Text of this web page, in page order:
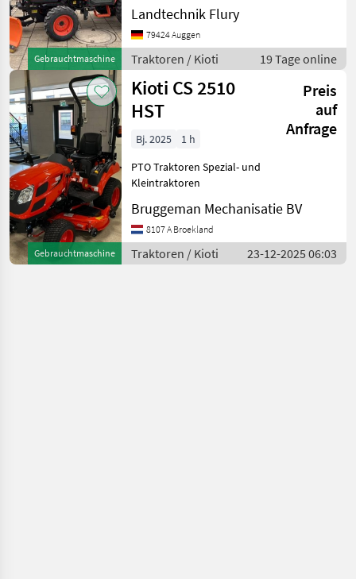
Gebrauchtmaschine
32mm, Getriebeart
Landmaschine: Stufenloses
Getriebe, Antrieb: Allrad,
Plattform: Kabine,
Anhängevorrichtung
Landtechnik Flury
79424 Auggen
Traktoren / Kioti 19 Tage online
Gebrauchtmaschine
Kioti CS 2510
HST
Preis
auf
Anfrage
Bj. 2025
1 h
PTO Traktoren Spezial- und
Kleintraktoren
Bruggeman Mechanisatie BV
8107 A Broekland
Traktoren / Kioti 23-12-2025 06:03